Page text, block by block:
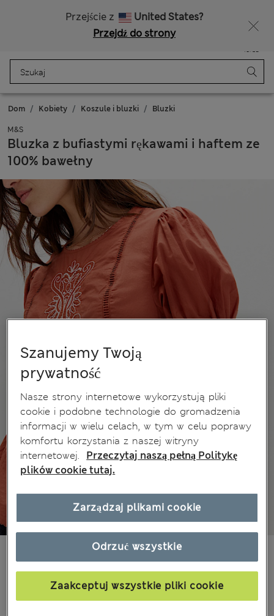
Przejście z
United States?
Przejdź do strony
Torba
Dom Kobiety Koszule i bluzki Bluzki
M&S
Bluzka z bufiastymi rękawami i haftem ze
100% bawełny
Wszystkie ceny zawierają podatki i cła
KOLOR: Rdza
Szanujemy Twoją
prywatność
Nasze strony internetowe wykorzystują pliki
cookie i podobne technologie do gromadzenia
informacji w wielu celach, w tym w celu poprawy
komfortu korzystania z naszej witryny
internetowej.
Przeczytaj naszą pełną Politykę
plików cookie tutaj.
Odrzuć wszystkie
Zaakceptuj wszystkie pliki cookie
Zarządzaj plikami cookie